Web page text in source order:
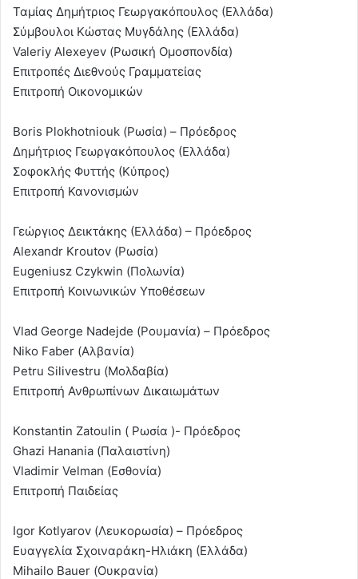
Ταμίας Δημήτριος Γεωργακόπουλος (Ελλάδα)
Σύμβουλοι Κώστας Μυγδάλης (Ελλάδα)
Valeriy Alexeyev (Ρωσική Ομοσπονδία)
Επιτροπές Διεθνούς Γραμματείας
Επιτροπή Οικονομικών
Boris Plokhotniouk (Ρωσία) – Πρόεδρος
Δημήτριος Γεωργακόπουλος (Ελλάδα)
Σοφοκλής Φυττής (Κύπρος)
Επιτροπή Κανονισμών
Γεώργιος Δεικτάκης (Ελλάδα) – Πρόεδρος
Alexandr Kroutov (Ρωσία)
Eugeniusz Czykwin (Πολωνία)
Επιτροπή Κοινωνικών Υποθέσεων
Vlad George Nadejde (Ρουμανία) – Πρόεδρος
Niko Faber (Αλβανία)
Petru Silivestru (Μολδαβία)
Επιτροπή Ανθρωπίνων Δικαιωμάτων
Konstantin Zatoulin ( Ρωσία )- Πρόεδρος
Ghazi Hanania (Παλαιστίνη)
Vladimir Velman (Εσθονία)
Επιτροπή Παιδείας
Igor Kotlyarov (Λευκορωσία) – Πρόεδρος
Ευαγγελία Σχοιναράκη-Ηλιάκη (Ελλάδα)
Mihailo Bauer (Ουκρανία)